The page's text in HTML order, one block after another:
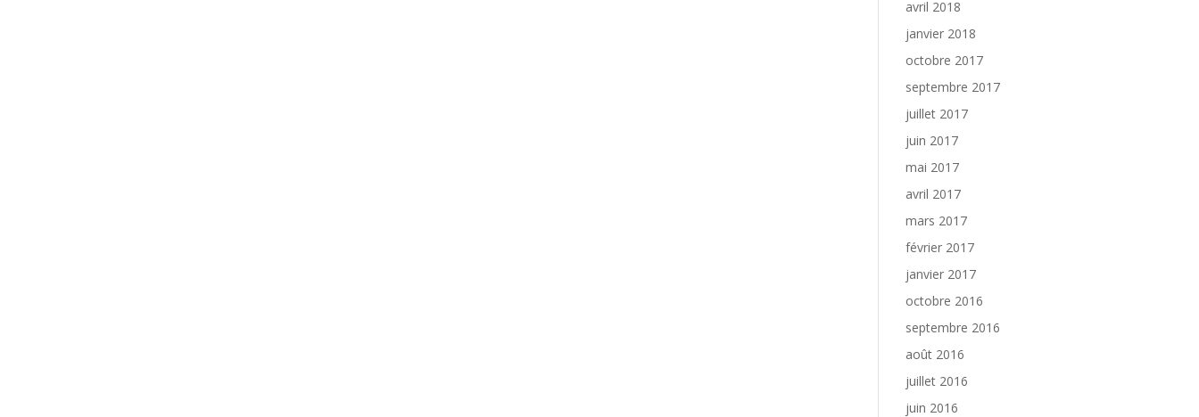
avril 2018
janvier 2018
octobre 2017
septembre 2017
juillet 2017
juin 2017
mai 2017
avril 2017
mars 2017
février 2017
janvier 2017
octobre 2016
septembre 2016
août 2016
juillet 2016
juin 2016